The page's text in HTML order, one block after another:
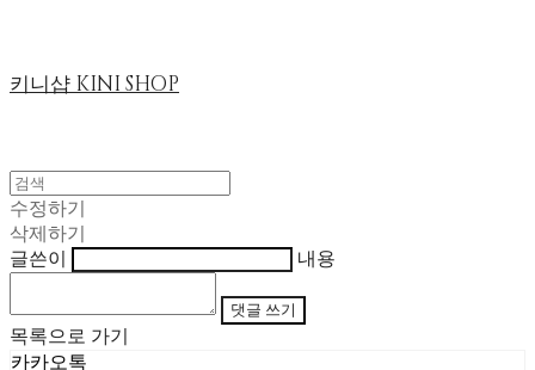
키니샵 KINI SHOP
수정하기
삭제하기
글쓴이
내용
댓글 쓰기
목록으로 가기
카카오톡